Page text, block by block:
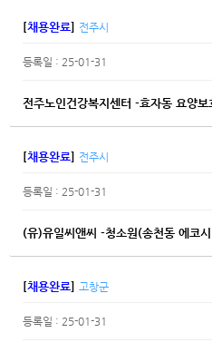
[채용완료] 전주시
등록일 : 25-01-31
전주노인건강복지센터 -효자동 요양
[채용완료] 전주시
등록일 : 25-01-31
(유)유일씨앤씨 -청소원(송천동 에코
[채용완료] 고창군
등록일 : 25-01-31